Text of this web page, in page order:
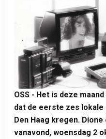
OSS - Het is deze
dat de eerste zes
Den Haag kregen.
vanavond, woensdag 2